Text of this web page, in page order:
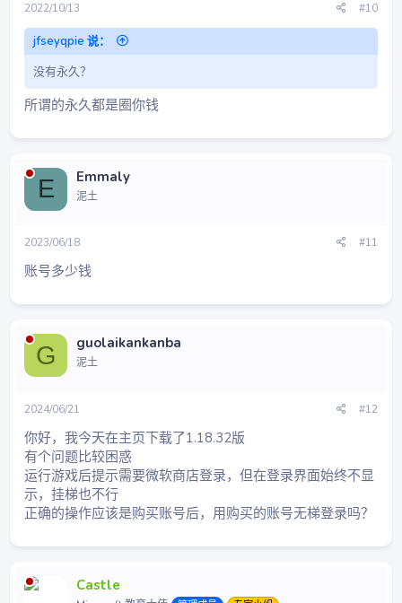
2022/10/13 #10
jfseyqpie 说：
没有永久？
所谓的永久都是圈你钱
E Emmaly
泥土
2023/06/18 #11
账号多少钱
G guolaikankanba
泥土
2024/06/21 #12
你好，我今天在主页下载了1.18.32版
有个问题比较困惑
运行游戏后提示需要微软商店登录，但在登录界面始终不显
示，挂梯也不行
正确的操作应该是购买账号后，用购买的账号无梯登录吗？
Castle